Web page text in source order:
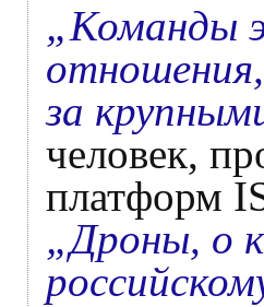
„Команды
за
человек,
платформ
„Дроны, о